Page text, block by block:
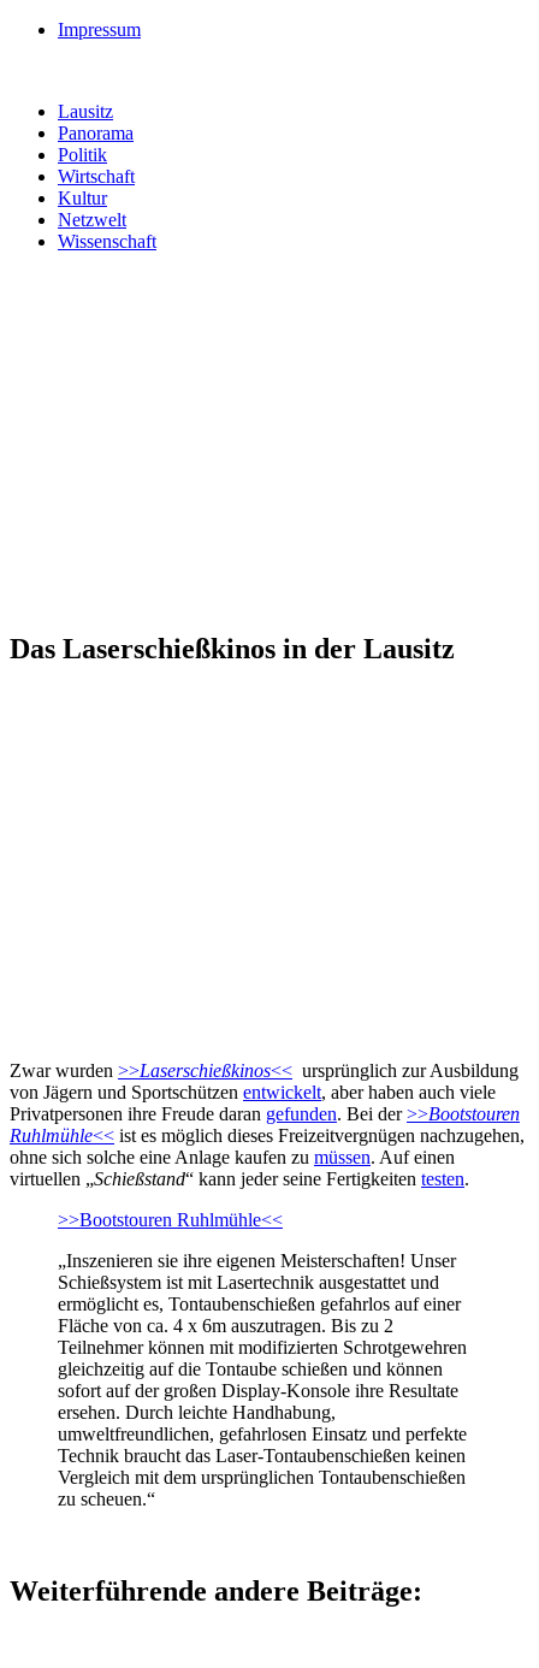
Impressum
Lausitz
Panorama
Politik
Wirtschaft
Kultur
Netzwelt
Wissenschaft
Das Laserschießkinos in der Lausitz
Zwar wurden >>Laserschießkinos<< ursprünglich zur Ausbildung
von Jägern und Sportschützen entwickelt, aber haben auch viele
Privatpersonen ihre Freude daran gefunden. Bei der>>Bootstouren
Ruhlmühle<< ist es möglich dieses Freizeitvergnügen nachzugehen,
ohne sich solche eine Anlage kaufen zu müssen. Auf einen
virtuellen „Schießstand“ kann jeder seine Fertigkeiten testen.
>>Bootstouren Ruhlmühle<<
„Inszenieren sie ihre eigenen Meisterschaften! Unser
Schießsystem ist mit Lasertechnik ausgestattet und
ermöglicht es, Tontaubenschießen gefahrlos auf einer
Fläche von ca. 4 x 6m auszutragen. Bis zu 2
Teilnehmer können mit modifizierten Schrotgewehren
gleichzeitig auf die Tontaube schießen und können
sofort auf der großen Display-Konsole ihre Resultate
ersehen. Durch leichte Handhabung,
umweltfreundlichen, gefahrlosen Einsatz und perfekte
Technik braucht das Laser-Tontaubenschießen keinen
Vergleich mit dem ursprünglichen Tontaubenschießen
zu scheuen.“
Weiterführende andere Beiträge: